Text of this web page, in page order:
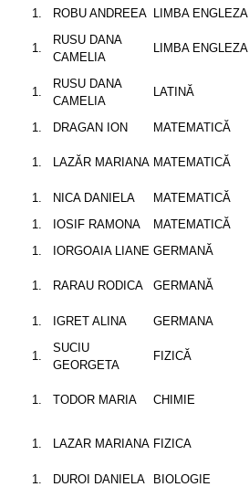
ROBU ANDREEA LIMBA ENGLEZA
RUSU DANA
CAMELIA
LIMBA ENGLEZA
RUSU DANA
CAMELIA
LATINĂ
DRAGAN ION MATEMATICĂ
LAZĂR MARIANA MATEMATICĂ
NICA DANIELA
MATEMATICĂ
IOSIF RAMONA
MATEMATICĂ
IORGOAIA LIANE GERMANĂ
RARAU RODICA GERMANĂ
IGRET ALINA
GERMANA
SUCIU
GEORGETA
FIZICĂ
TODOR MARIA CHIMIE
LAZAR MARIANA FIZICA
DUROI DANIELA
BIOLOGIE